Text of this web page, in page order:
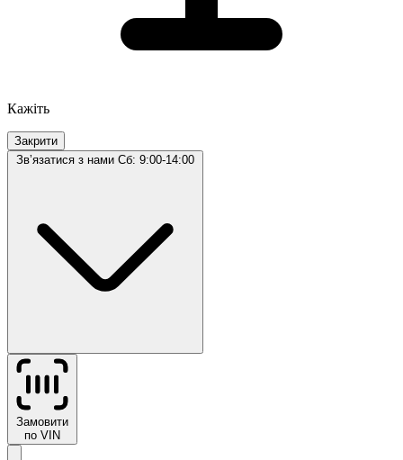
Кажіть
Закрити
Звʼязатися з нами Сб: 9:00-14:00
Замовити
по VIN